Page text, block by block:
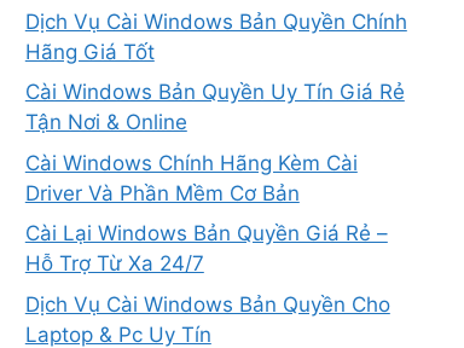
Dịch Vụ Cài Windows Bản Quyền Chính
Hãng Giá Tốt
Cài Windows Bản Quyền Uy Tín Giá Rẻ
Tận Nơi & Online
Cài Windows Chính Hãng Kèm Cài
Driver Và Phần Mềm Cơ Bản
Cài Lại Windows Bản Quyền Giá Rẻ –
Hỗ Trợ Từ Xa 24/7
Dịch Vụ Cài Windows Bản Quyền Cho
Laptop & Pc Uy Tín